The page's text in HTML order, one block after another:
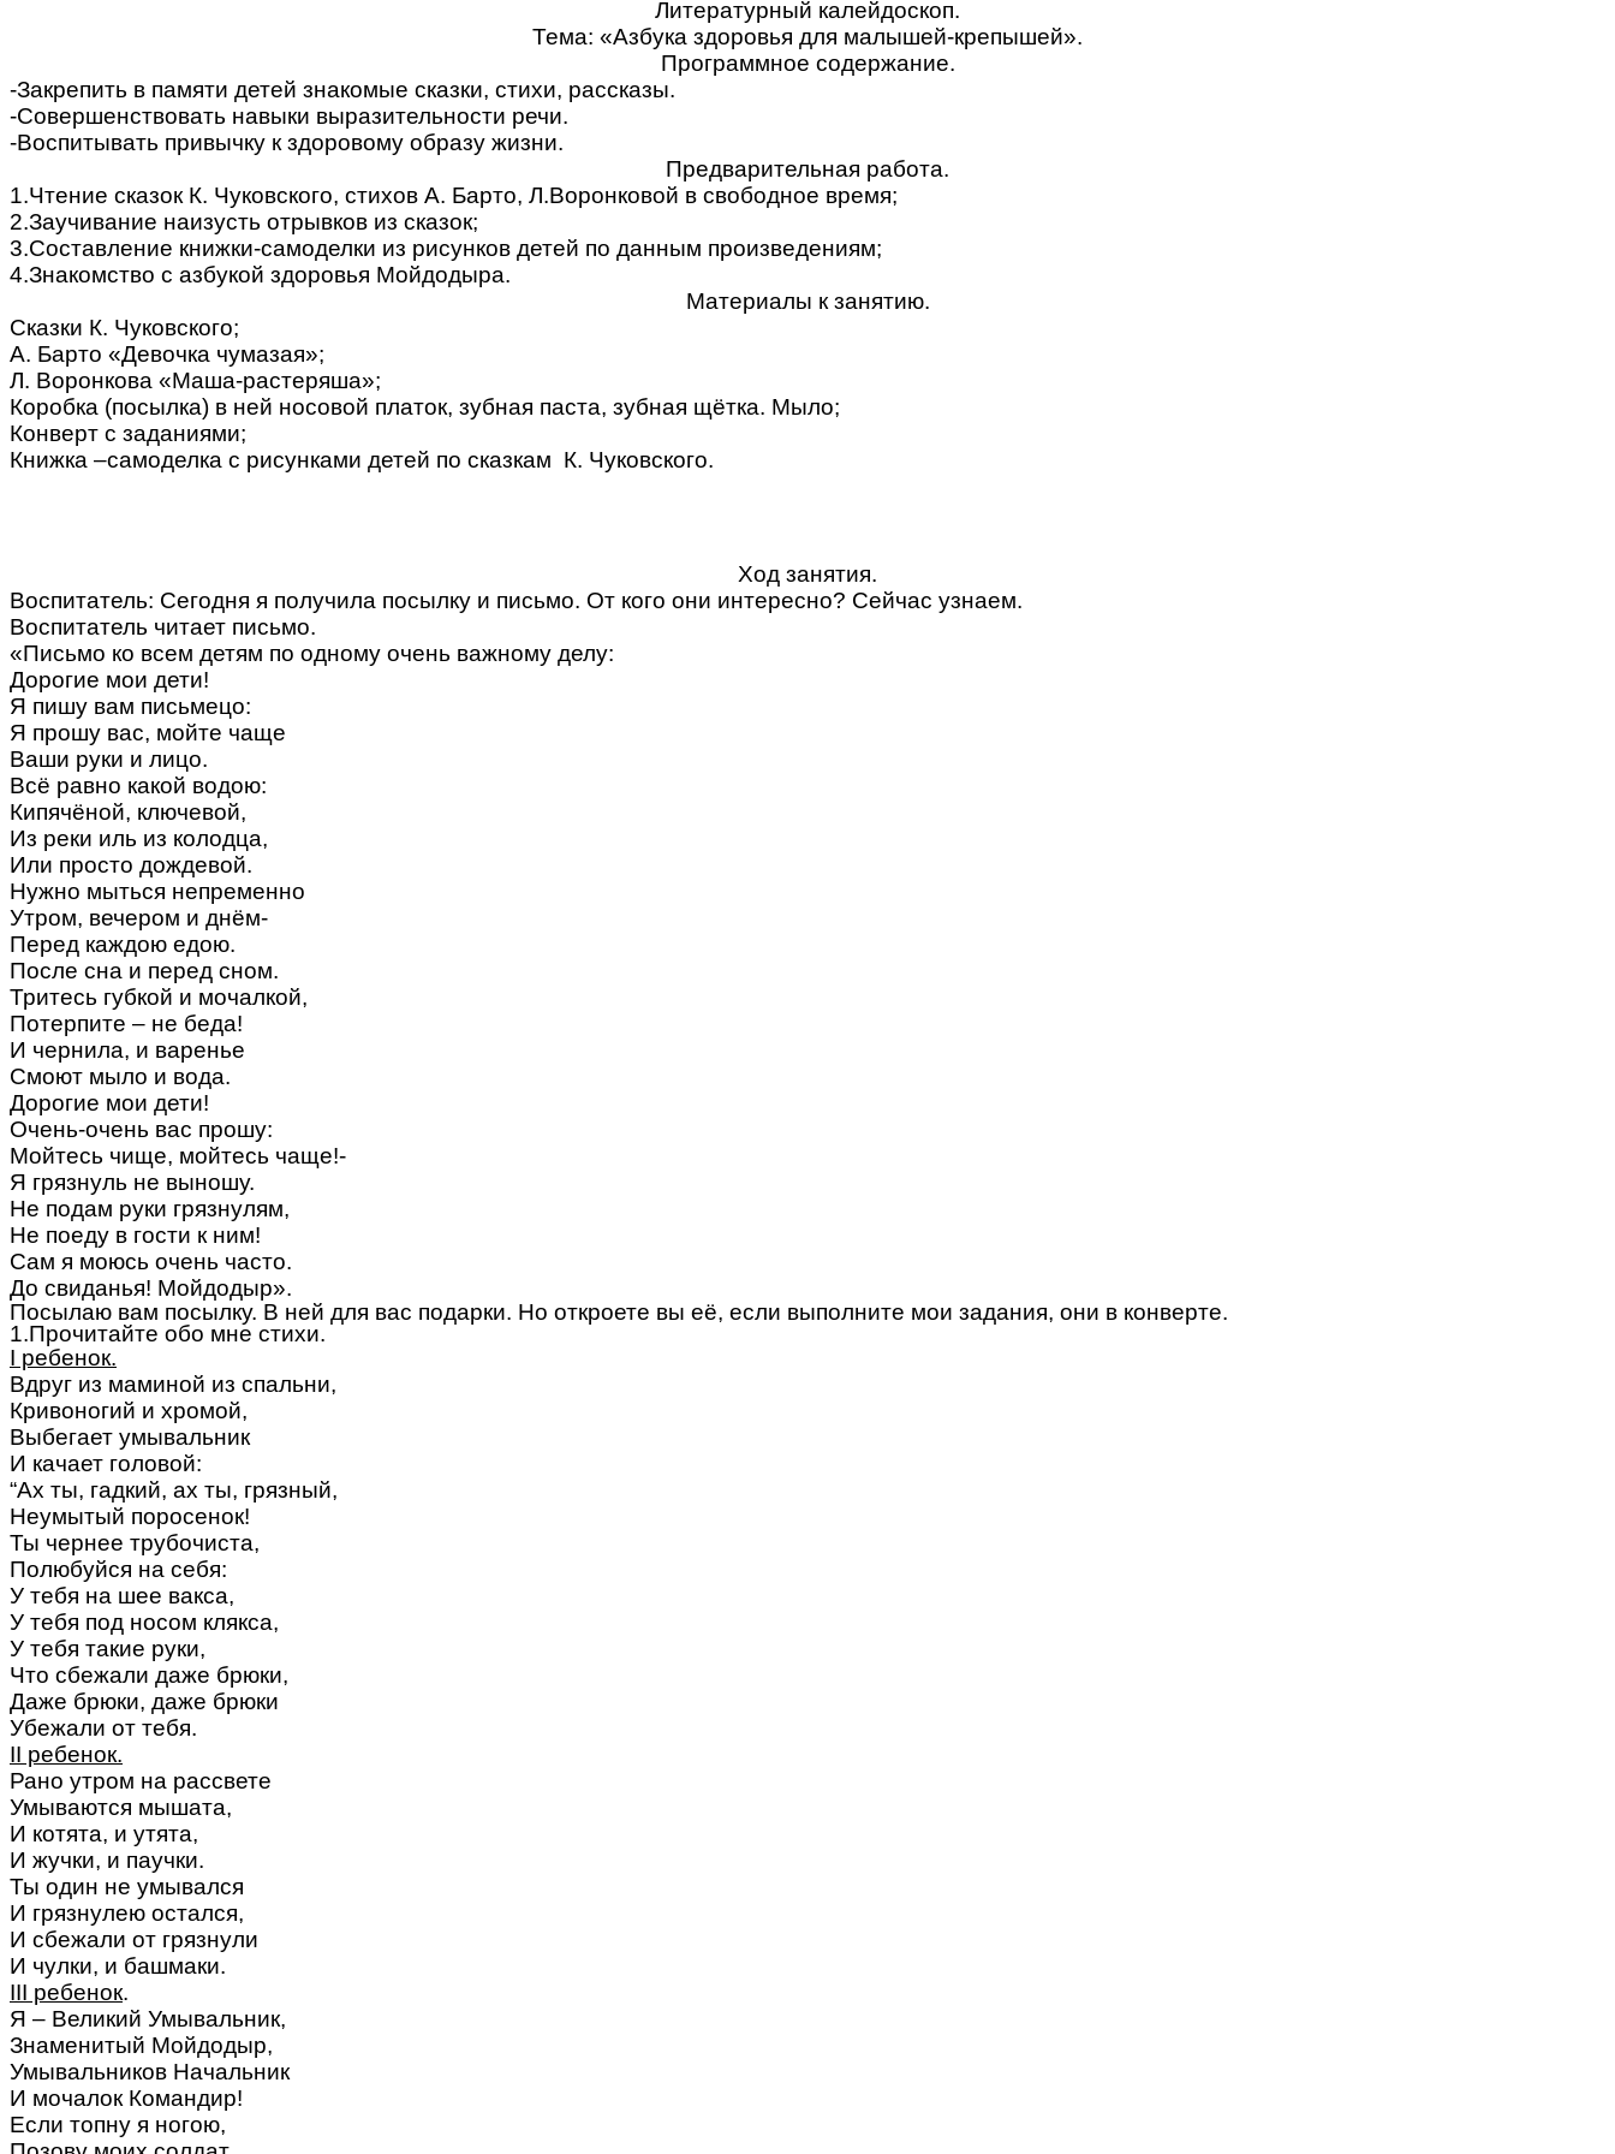
Литературный калейдоскоп.
Тема: «Азбука здоровья для малышей-крепышей».
Программное содержание.
-Закрепить в памяти детей знакомые сказки, стихи, рассказы.
-Совершенствовать навыки выразительности речи.
-Воспитывать привычку к здоровому образу жизни.
Предварительная работа.
1.Чтение сказок К. Чуковского, стихов А. Барто, Л.Воронковой в свободное время;
2.Заучивание наизусть отрывков из сказок;
3.Составление книжки-самоделки из рисунков детей по данным произведениям;
4.Знакомство с азбукой здоровья Мойдодыра.
Материалы к занятию.
Сказки К. Чуковского;
А. Барто «Девочка чумазая»;
Л. Воронкова «Маша-растеряша»;
Коробка (посылка) в ней носовой платок, зубная паста, зубная щётка. Мыло;
Конверт с заданиями;
Книжка –самоделка с рисунками детей по сказкам К. Чуковского.
Ход занятия.
Воспитатель: Сегодня я получила посылку и письмо. От кого они интересно? Сейчас узнаем.
Воспитатель читает письмо.
«Письмо ко всем детям по одному очень важному делу:
Дорогие мои дети!
Я пишу вам письмецо:
Я прошу вас, мойте чаще
Ваши руки и лицо.
Всё равно какой водою:
Кипячёной, ключевой,
Из реки иль из колодца,
Или просто дождевой.
Нужно мыться непременно
Утром, вечером и днём-
Перед каждою едою.
После сна и перед сном.
Тритесь губкой и мочалкой,
Потерпите – не беда!
И чернила, и варенье
Смоют мыло и вода.
Дорогие мои дети!
Очень-очень вас прошу:
Мойтесь чище, мойтесь чаще!-
Я грязнуль не выношу.
Не подам руки грязнулям,
Не поеду в гости к ним!
Сам я моюсь очень часто.
До свиданья! Мойдодыр».
Посылаю вам посылку. В ней для вас подарки. Но откроете вы её, если выполните мои задания, они в конверте.
1.Прочитайте обо мне стихи.
I ребенок.
Вдруг из маминой из спальни,
Кривоногий и хромой,
Выбегает умывальник
И качает головой:
“Ах ты, гадкий, ах ты, грязный,
Неумытый поросенок!
Ты чернее трубочиста,
Полюбуйся на себя:
У тебя на шее вакса,
У тебя под носом клякса,
У тебя такие руки,
Что сбежали даже брюки,
Даже брюки, даже брюки
Убежали от тебя.
II ребенок.
Рано утром на рассвете
Умываются мышата,
И котята, и утята,
И жучки, и паучки.
Ты один не умывался
И грязнулею остался,
И сбежали от грязнули
И чулки, и башмаки.
III ребенок.
Я – Великий Умывальник,
Знаменитый Мойдодыр,
Умывальников Начальник
И мочалок Командир!
Если топну я ногою,